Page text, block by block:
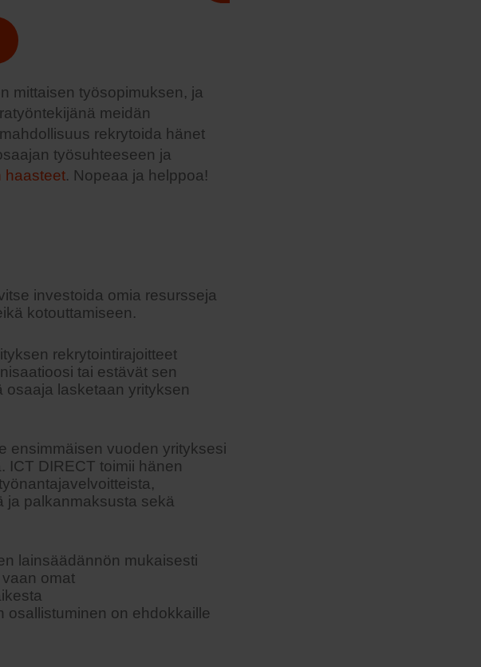
mittaisen työsopimuksen, ja
meidän
rekrytoida hänet
työsuhteeseen ja
haasteet. Nopeaa ja helppoa!
investoida omia resursseja
kotouttamiseen.
rekrytointirajoitteet
tai estävät sen
osaaja lasketaan yrityksen
ensimmäisen vuoden yrityksesi
DIRECT toimii hänen
ja palkanmaksusta sekä
lainsäädännön mukaisesti
omat
osallistuminen on ehdokkaille